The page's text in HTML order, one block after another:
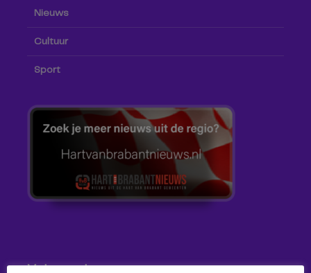
Nieuws
Cultuur
Sport